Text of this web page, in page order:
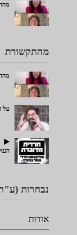
מהתקשורת
על
נבחרות (ע"ר)
אודות